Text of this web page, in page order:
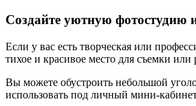
Создайте уютную фотостудию
Если у вас есть творческая или
тихое и красивое место для съемки
Вы можете обустроить небольшой
использовать под личный мини-